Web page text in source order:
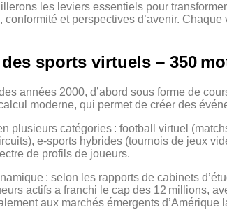
les leviers essentiels pour
et perspectives d’avenir.
sports virtuels – 350
années 2000, d’abord sous forme de
moderne, qui permet de créer des
plusieurs catégories : football virtuel
e‑sports hybrides (tournois de jeux
de profils de joueurs.
: selon les rapports de cabinets
actifs a franchi le cap des 12 millions,
aux marchés émergents